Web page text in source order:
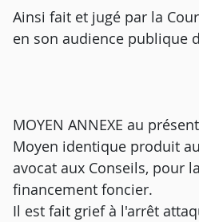
Ainsi fait et jugé par la
en son audience publique
MOYEN ANNEXE au
Moyen identique produit
avocat aux Conseils, pour
financement foncier.
Il est fait grief à l'arrêt